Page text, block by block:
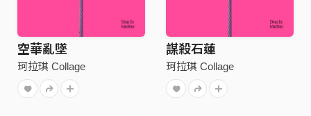
空華亂墜
珂拉琪 Collage
謀殺石蓮
珂拉琪 Collage